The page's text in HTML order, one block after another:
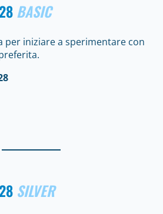
BASIC
per iniziare a sperimentare con
SILVER